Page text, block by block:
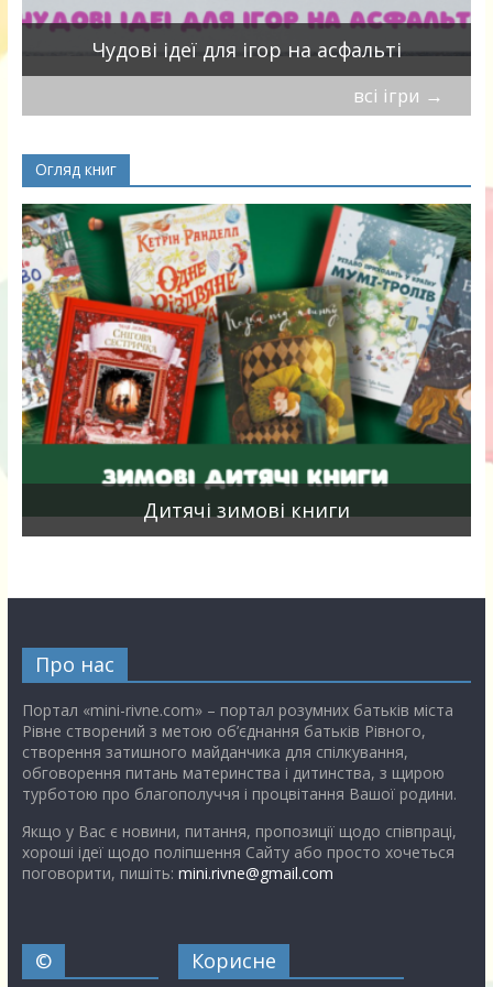
Чудові ідеї для ігор на асфальті
всі ігри →
Огляд книг
Дитячі зимові книги
Про нас
Портал «mini-rivne.com» – портал розумних батьків міста
Рівне створений з метою об’єднання батьків Рівного,
створення затишного майданчика для спілкування,
обговорення питань материнства і дитинства, з щирою
турботою про благополуччя і процвітання Вашої родини.
Якщо у Вас є новини, питання, пропозиції щодо співпраці,
хороші ідеї щодо поліпшення Сайту або просто хочеться
поговорити, пишіть: mini.rivne@gmail.com
© Корисне